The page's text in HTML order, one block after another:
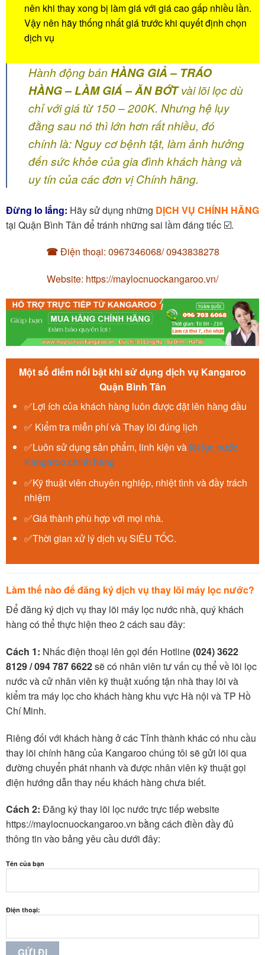
nên khi thay xong bị làm giá với giá cao gấp nhiều lần.
Vậy nên hãy thống nhất giá trước khi quyết định chọn
dịch vụ
Hành động bán HÀNG GIẢ – TRÁO
HÀNG – LÀM GIÁ – ĂN BỚTvài lõi lọc dù
chỉ với giá từ 150 – 200K. Nhưng hệ lụy
đằng sau nó thì lớn hơn rất nhiều, đó
chính là: Nguy cơ bệnh tật, làm ảnh hưởng
đến sức khỏe của gia đình khách hàng và
uy tín của các đơn vị Chính hãng.
Đừng lo lắng: Hãy sử dụng những DỊCH VỤ CHÍNH HÃNG
tại Quận Bình Tân để tránh những sai lầm đáng tiếc ☑️.
☎Điện thoại: 0967346068/ 0943838278
Website: https://maylocnuockangaroo.vn/
Một số điểm nổi bật khi sử dụng dịch vụ Kangaroo
Quận Bình Tân
✅Lợi ích của khách hàng luôn được đặt lên hàng đầu
✅ Kiểm tra miễn phí và Thay lõi đúng lịch
✅Luôn sử dụng sản phẩm, linh kiện và lõi lọc nước
Kangaroo chính hãng
✅Kỹ thuật viên chuyên nghiệp, nhiệt tình và đầy trách
nhiệm
✅Giá thành phù hợp với mọi nhà.
✅Thời gian xử lý dịch vụ SIÊU TỐC.
Làm thế nào để đăng ký dịch vụ thay lõi máy lọc nước?
Để đăng ký dịch vụ thay lõi máy lọc nước nhà, quý khách
hàng có thể thực hiện theo 2 cách sau đây:
Cách 1: Nhấc điện thoại lên gọi đến Hotline(024) 3622
8129 / 094 787 6622sẽ có nhân viên tư vấn cụ thể về lõi lọc
nước và cử nhân viên kỹ thuật xuống tận nhà thay lõi và
kiểm tra máy lọc cho khách hàng khu vực Hà nội và TP Hồ
Chí Minh.
Riêng đối với khách hàng ở các Tỉnh thành khác có nhu cầu
thay lõi chính hãng của Kangaroo chúng tôi sẽ gửi lõi qua
đường chuyển phát nhanh và được nhân viên kỹ thuật gọi
điện hướng dẫn thay nếu khách hàng chưa biết.
Cách 2: Đăng ký thay lõi lọc nước trực tiếp website
https://maylocnuockangaroo.vn bằng cách điền đầy đủ
thông tin vào bảng yêu cầu dưới đây:
Tên của bạn
Điện thoại: